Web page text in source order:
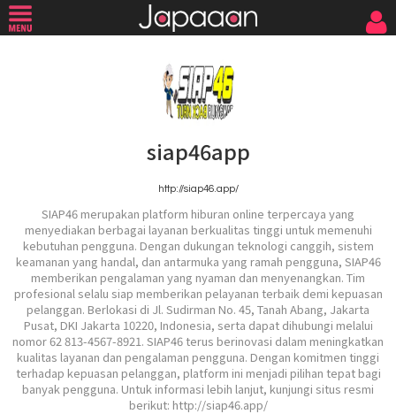
siap46app
http://siap46.app/
SIAP46 merupakan platform hiburan online terpercaya yang
menyediakan berbagai layanan berkualitas tinggi untuk memenuhi
kebutuhan pengguna. Dengan dukungan teknologi canggih, sistem
keamanan yang handal, dan antarmuka yang ramah pengguna, SIAP46
memberikan pengalaman yang nyaman dan menyenangkan. Tim
profesional selalu siap memberikan pelayanan terbaik demi kepuasan
pelanggan. Berlokasi di Jl. Sudirman No. 45, Tanah Abang, Jakarta
Pusat, DKI Jakarta 10220, Indonesia, serta dapat dihubungi melalui
nomor 62 813-4567-8921. SIAP46 terus berinovasi dalam meningkatkan
kualitas layanan dan pengalaman pengguna. Dengan komitmen tinggi
terhadap kepuasan pelanggan, platform ini menjadi pilihan tepat bagi
banyak pengguna. Untuk informasi lebih lanjut, kunjungi situs resmi
berikut: http://siap46.app/